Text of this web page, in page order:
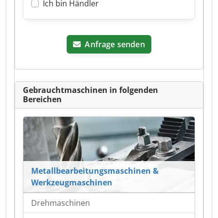
Ich bin Händler
Anfrage senden
Gebrauchtmaschinen in folgenden
Bereichen
Metallbearbeitungsmaschinen &
Werkzeugmaschinen
Drehmaschinen